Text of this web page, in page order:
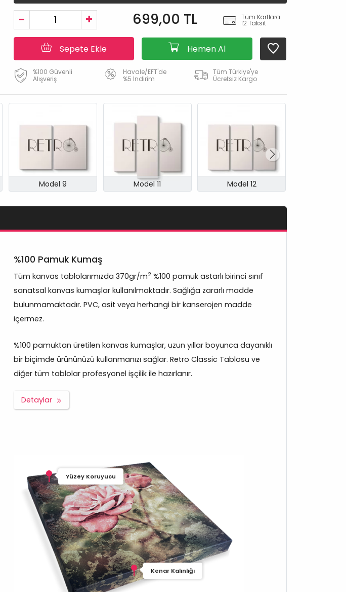
- + 699,00 TL Tüm Kartlara
12 Taksit
Sepete Ekle Hemen Al
%100 Güvenli
Alışveriş
Havale/EFT'de
%5 İndirim
Tüm Türkiye'ye
Ücretsiz Kargo
Model 9 Model 11 Model 12
%100 Pamuk Kumaş
Tüm kanvas tablolarımızda 370gr/m2 %100 pamuk astarlı birinci sınıf
sanatsal kanvas kumaşlar kullanılmaktadır. Sağlığa zararlı madde
bulunmamaktadır. PVC, asit veya herhangi bir kanserojen madde
içermez.
%100 pamuktan üretilen kanvas kumaşlar, uzun yıllar boyunca dayanıklı
bir biçimde ürününüzü kullanmanızı sağlar. Retro Classic Tablosu ve
diğer tüm tablolar profesyonel işçilik ile hazırlanır.
Detaylar
Yüzey Koruyucu
Kenar Kalınlığı